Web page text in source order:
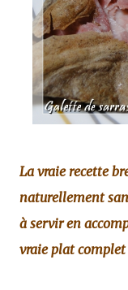
La vraie recette
naturellement
à servir en
vraie plat complet